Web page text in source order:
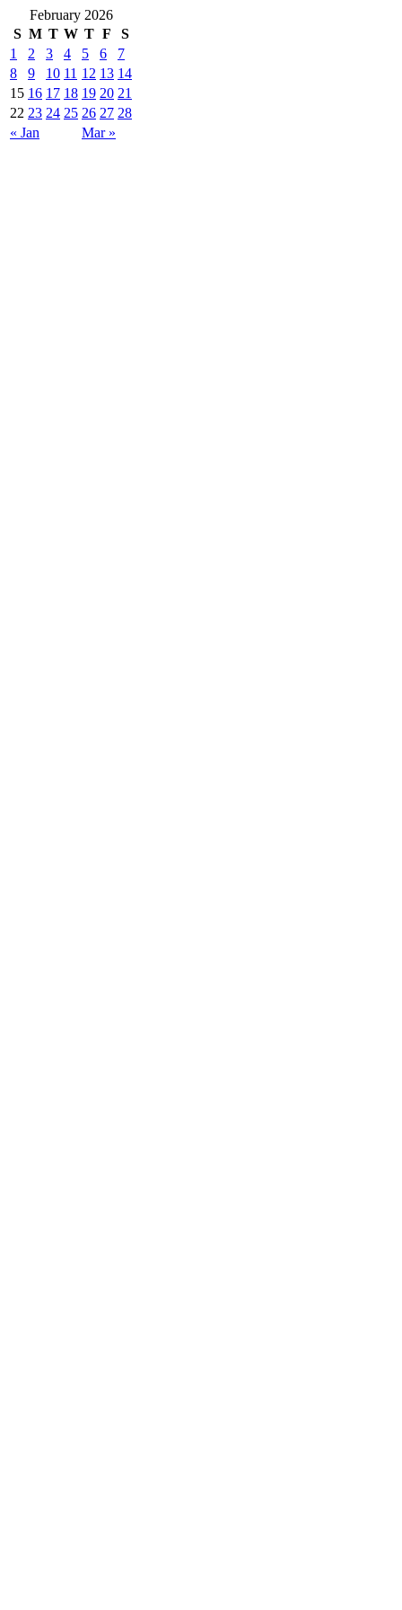
February 2026
S M T W T F S
« Jan Mar »
1 2 3 4 5 6
7
8
9 10 11 12 13 14
15 16 17 18 19 20 21
22 23 24 25 26 27 28